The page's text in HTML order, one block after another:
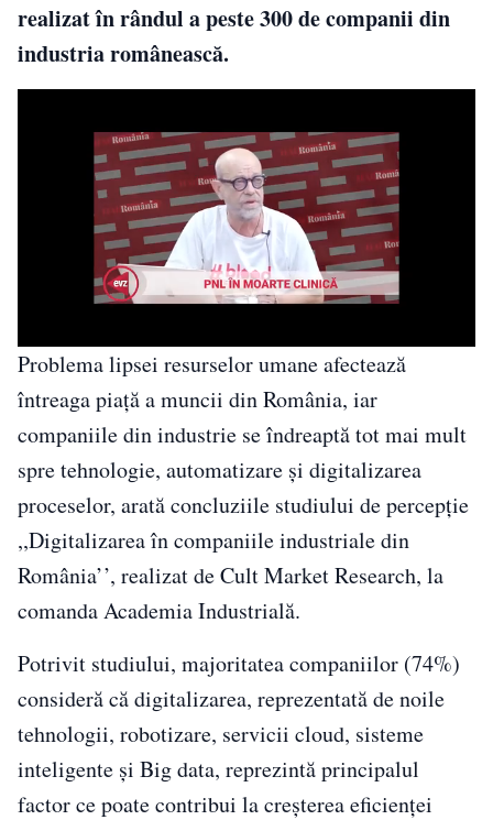
realizat în rândul a peste 300 de companii din
industria românească.
Problema lipsei resurselor umane afectează
întreaga piață a muncii din România, iar
companiile din industrie se îndreaptă tot mai mult
spre tehnologie, automatizare și digitalizarea
proceselor, arată concluziile studiului de percepție
,,Digitalizarea în companiile industriale din
România’’, realizat de Cult Market Research, la
comanda Academia Industrială.
Potrivit studiului, majoritatea companiilor (74%)
consideră că digitalizarea, reprezentată de noile
tehnologii, robotizare, servicii cloud, sisteme
inteligente și Big data, reprezintă principalul
factor ce poate contribui la creșterea eficienței